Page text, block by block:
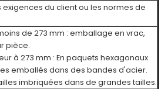
exigences du client ou les normes de
de 273 mm : emballage en vrac,
pièce.
à 273 mm : En paquets hexagonaux
emballés dans des bandes d'acier.
imbriquées dans de grandes tailles.